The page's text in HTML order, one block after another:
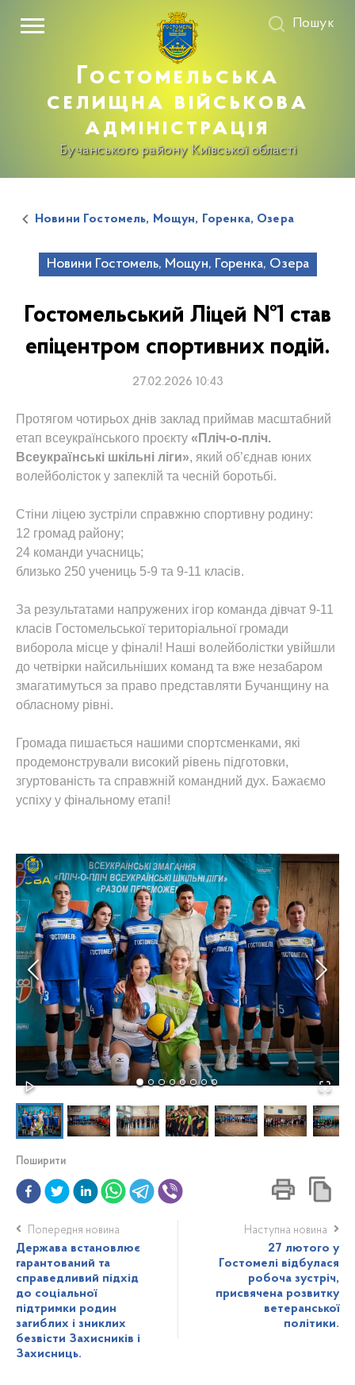
Гостомельська
селищна військова
адміністрація
Бучанського району Київської області
Пошук
Новини Гостомель, Мощун, Горенка, Озера
Новини Гостомель, Мощун, Горенка, Озера
Гостомельський Ліцей №1 став
епіцентром спортивних подій.
27.02.2026 10:43
Протягом чотирьох днів заклад приймав масштабний
етап всеукраїнського проєкту «Пліч-о-пліч.
Всеукраїнські шкільні ліги», який об’єднав юних
волейболісток у запеклій та чесній боротьбі.
Стіни ліцею зустріли справжню спортивну родину:
12 громад району;
24 команди учасниць;
близько 250 учениць 5-9 та 9-11 класів.
За результатами напружених ігор команда дівчат 9-11
класів Гостомельської територіальної громади
виборола місце у фіналі! Наші волейболістки увійшли
до четвірки найсильніших команд та вже незабаром
змагатимуться за право представляти Бучанщину на
обласному рівні.
Громада пишається нашими спортсменками, які
продемонстрували високий рівень підготовки,
згуртованість та справжній командний дух. Бажаємо
успіху у фінальному етапі!
Поширити
Попередня новина
Держава встановлює
гарантований та
справедливий підхід
до соціальної
підтримки родин
загиблих і зниклих
безвісти Захисників і
Захисниць.
Наступна новина
27 лютого у
Гостомелі відбулася
робоча зустріч,
присвячена розвитку
ветеранської
політики.